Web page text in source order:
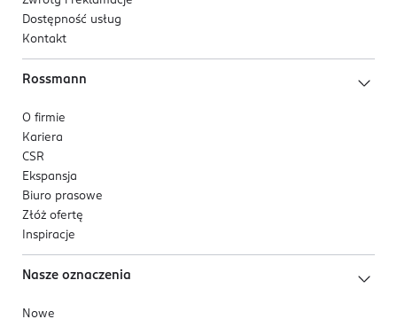
Dostępność usług
Kontakt
Rossmann
O firmie
Kariera
CSR
Ekspansja
Biuro prasowe
Złóż ofertę
Inspiracje
Nasze oznaczenia
Nowe